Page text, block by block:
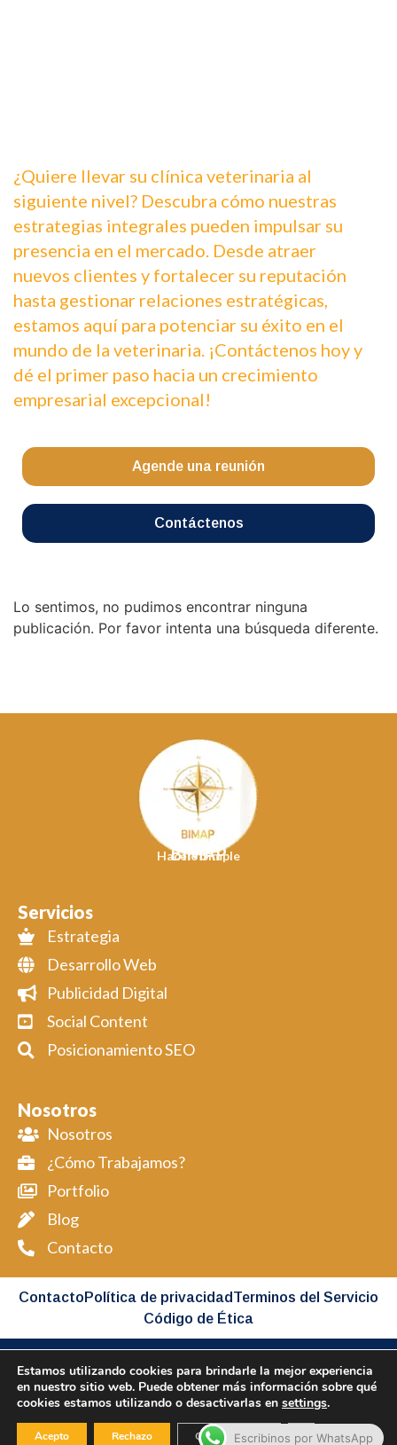
¿Quiere llevar su clínica veterinaria al
siguiente nivel? Descubra cómo nuestras
estrategias integrales pueden impulsar su
presencia en el mercado. Desde atraer
nuevos clientes y fortalecer su reputación
hasta gestionar relaciones estratégicas,
estamos aquí para potenciar su éxito en el
mundo de la veterinaria. ¡Contáctenos hoy y
dé el primer paso hacia un crecimiento
empresarial excepcional!​
Agende una reunión
Contáctenos
Lo sentimos, no pudimos encontrar ninguna
publicación. Por favor intenta una búsqueda diferente.
BIMAP
Hacelo Simple
Servicios
Estrategia
Desarrollo Web
Publicidad Digital
Social Content
Posicionamiento SEO
Nosotros
Nosotros
¿Cómo Trabajamos?
Portfolio
Blog
Contacto
Contacto Política de privacidad Terminos del Servicio
Código de Ética
Copyright BIMAP © 2026 All Rights Reserved
Desarollado por BIMAP
Estamos utilizando cookies para brindarle la mejor experiencia
en nuestro sitio web. Puede obtener más información sobre qué
cookies estamos utilizando o desactivarlas en settings.
Acepto Rechazo Configuración Cerrar el banner
Escribinos por WhatsApp